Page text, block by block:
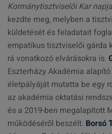
Kormánytisztviselői Kar
kezdte meg, melyben a
küldetését és feladatait
empatikus tisztviselői gárda
rá vonatkozó elvárásokra is.
Eszterházy Akadémia
életpályáját mutatta be egy
az akadémia oktatási
és a 2019-ben megalapított
működéséről beszélt. Borsó